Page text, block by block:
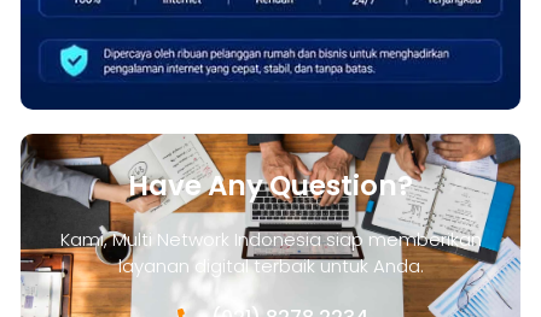
Have Any Question?
Kami, Multi Network Indonesia siap memberikan
layanan digital terbaik untuk Anda.